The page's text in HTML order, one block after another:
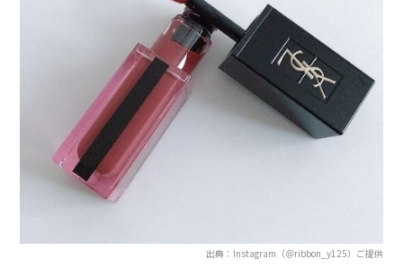
出典：Instagram（＠ribbon_y125）ご提供